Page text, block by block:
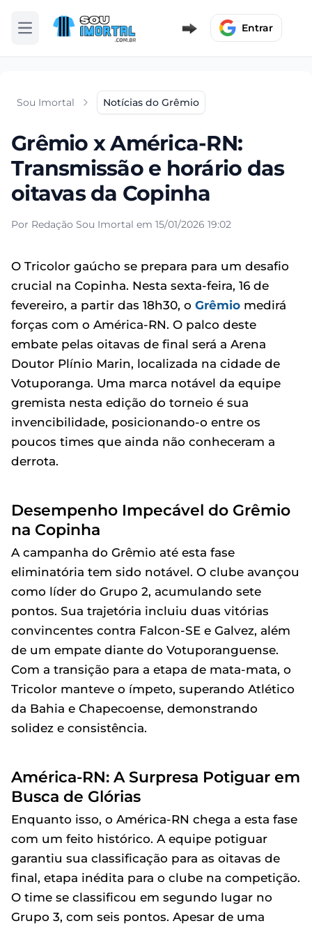
Abrir menu Entrar
Sou Imortal Notícias do Grêmio
Grêmio x América-RN:
Transmissão e horário das
oitavas da Copinha
Por Redação Sou Imortal em 15/01/2026 19:02
O Tricolor gaúcho se prepara para um desafio
crucial na Copinha. Nesta sexta-feira, 16 de
fevereiro, a partir das 18h30, o Grêmio medirá
forças com o América-RN. O palco deste
embate pelas oitavas de final será a Arena
Doutor Plínio Marin, localizada na cidade de
Votuporanga. Uma marca notável da equipe
gremista nesta edição do torneio é sua
invencibilidade, posicionando-o entre os
poucos times que ainda não conheceram a
derrota.
Desempenho Impecável do Grêmio
na Copinha
A campanha do Grêmio até esta fase
eliminatória tem sido notável. O clube avançou
como líder do Grupo 2, acumulando sete
pontos. Sua trajetória incluiu duas vitórias
convincentes contra Falcon-SE e Galvez, além
de um empate diante do Votuporanguense.
Com a transição para a etapa de mata-mata, o
Tricolor manteve o ímpeto, superando Atlético
da Bahia e Chapecoense, demonstrando
solidez e consistência.
América-RN: A Surpresa Potiguar em
Busca de Glórias
Enquanto isso, o América-RN chega a esta fase
com um feito histórico. A equipe potiguar
garantiu sua classificação para as oitavas de
final, etapa inédita para o clube na competição.
O time se classificou em segundo lugar no
Grupo 3, com seis pontos. Apesar de uma